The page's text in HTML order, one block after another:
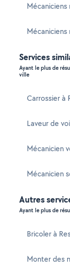
Mécaniciens
Services
Ayant le plus de
ville
Carrossier à
Laveur de
Mécanicien
Mécanicien
Autres
Ayant le plus de
Bricoler à
Monter des